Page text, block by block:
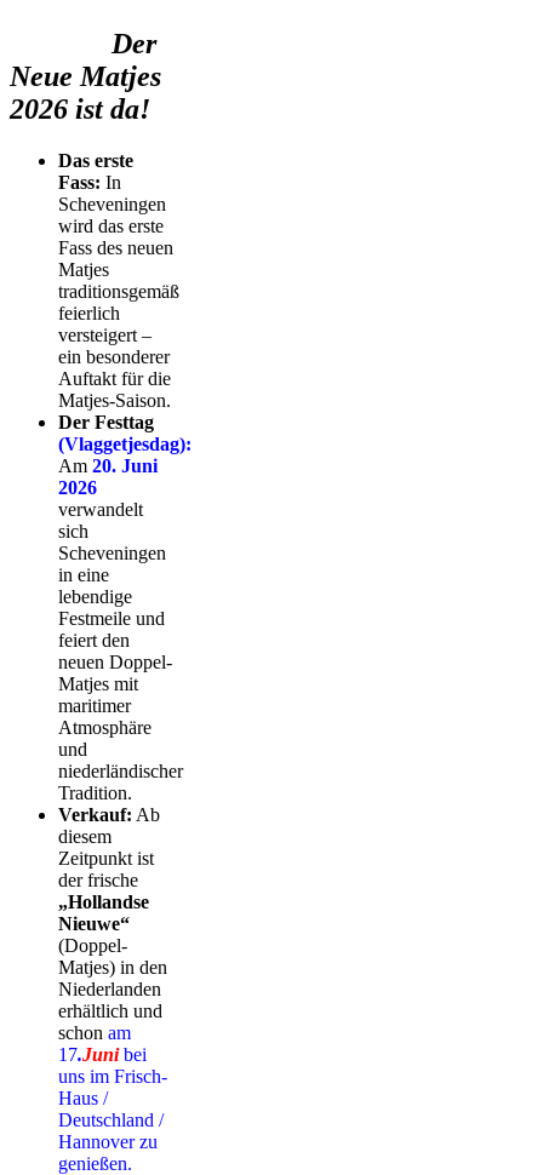
Der
Neue Matjes
2026 ist da!
Das erste
Fass: In
Scheveningen
wird das erste
Fass des neuen
Matjes
traditionsgemäß
feierlich
versteigert –
ein besonderer
Auftakt für die
Matjes-Saison.
Der Festtag
(Vlaggetjesdag):
Am 20. Juni
2026
verwandelt
sich
Scheveningen
in eine
lebendige
Festmeile und
feiert den
neuen Doppel-
Matjes mit
maritimer
Atmosphäre
und
niederländischer
Tradition.
Verkauf: Ab
diesem
Zeitpunkt ist
der frische
„Hollandse
Nieuwe“
(Doppel-
Matjes) in den
Niederlanden
erhältlich und
schon am
17.Junibei
uns im Frisch-
Haus /
Deutschland /
Hannover zu
genießen.